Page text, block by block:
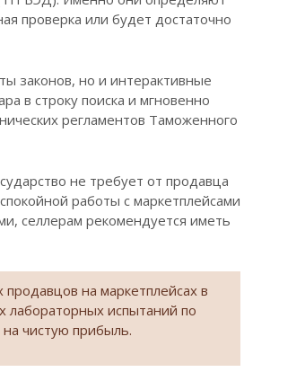
проверка или будет достаточно
законов, но и интерактивные
в строку поиска и мгновенно
регламентов Таможенного
не требует от продавца
работы с маркетплейсами
селлерам рекомендуется иметь
на маркетплейсах в
лабораторных испытаний по
чистую прибыль.